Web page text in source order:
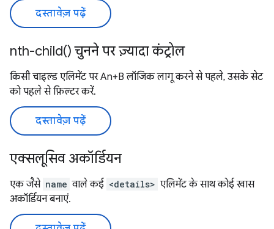
दस्तावेज़ पढ़ें
nth-child() चुनने पर ज़्यादा कंट्रोल
किसी चाइल्ड एलिमेंट पर An+B लॉजिक लागू करने से पहले, उसके सेट
को पहले से फ़िल्टर करें.
दस्तावेज़ पढ़ें
एक्सलूसिव अकॉर्डियन
एक जैसे name वाले कई <details> एलिमेंट के साथ कोई खास
अकॉर्डियन बनाएं.